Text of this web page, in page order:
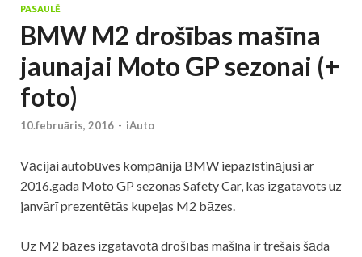
PASAULĒ
BMW M2 drošības mašīna
jaunajai Moto GP sezonai (+
foto)
10.februāris, 2016 - iAuto
Vācijai autobūves kompānija BMW iepazīstinājusi ar
2016.gada Moto GP sezonas Safety Car, kas izgatavots uz
janvārī prezentētās kupejas M2 bāzes.
Uz M2 bāzes izgatavotā drošības mašīna ir trešais šāda